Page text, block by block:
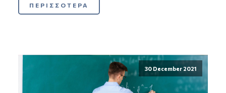
ΠΕΡΙΣΣΟΤΕΡΑ
30 December 2021